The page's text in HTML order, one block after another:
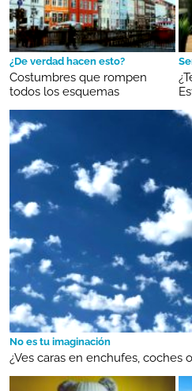
¿De verdad hacen esto?
Costumbres que rompen
todos los esquemas
No es tu imaginación
¿Ves caras en enchufes, coches